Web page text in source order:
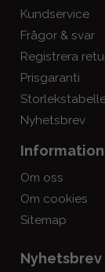
Kundservice
Frågor & svar
Registrera
Prisgaranti
Nyhetsbrev
Information
Om oss
Om cookies
Sitemap